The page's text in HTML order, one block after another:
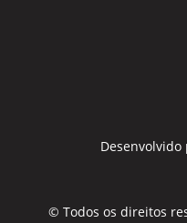
Desenvolvido
© Todos os direitos